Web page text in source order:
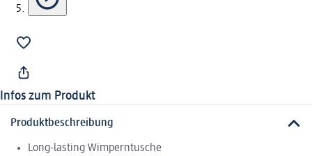
Infos zum Produkt
Produktbeschreibung
Long-lasting Wimperntusche